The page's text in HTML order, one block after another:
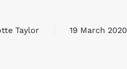
Taylor 19 March 2020